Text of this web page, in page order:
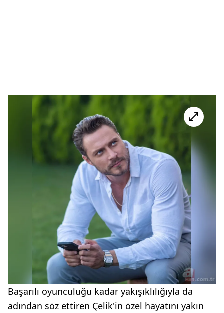
Başarılı oyunculuğu kadar yakışıklılığıyla da
adından söz ettiren Çelik'in özel hayatını yakın